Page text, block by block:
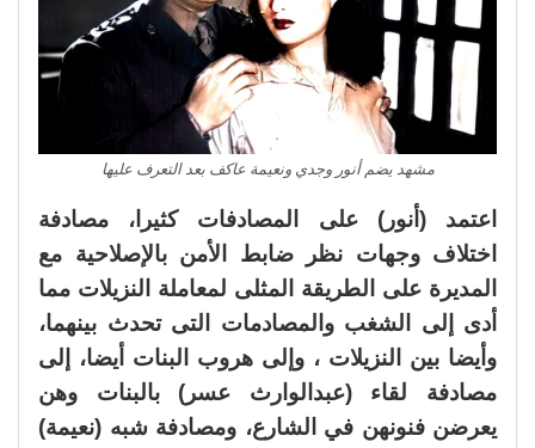
مشهد يضم أنور وجدي ونعيمة عاكف بعد التعرف عليها
اعتمد (أنور) على المصادفات كثيرا، مصادفة
اختلاف وجهات نظر ضابط الأمن بالإصلاحية مع
المديرة على الطريقة المثلى لمعاملة النزيلات مما
أدى إلى الشغب والمصادمات التى تحدث بينهما،
وأيضا بين النزيلات ، وإلى هروب البنات أيضا، إلى
مصادفة لقاء (عبدالوارث عسر) بالبنات وهن
يعرضن فنونهن في الشارع، ومصادفة شبه (نعيمة)